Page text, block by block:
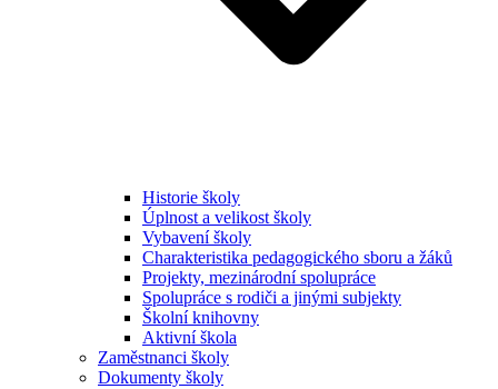
Historie školy
Úplnost a velikost školy
Vybavení školy
Charakteristika pedagogického sboru a žáků
Projekty, mezinárodní spolupráce
Spolupráce s rodiči a jinými subjekty
Školní knihovny
Aktivní škola
Zaměstnanci školy
Dokumenty školy